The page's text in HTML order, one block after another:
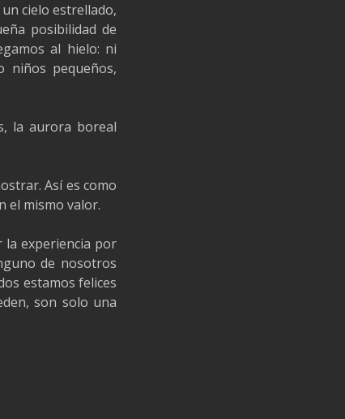
cielo estrellado,
posibilidad de
al hielo: ni
niños pequeños,
la aurora boreal
Así es como
el mismo valor.
la experiencia por
de nosotros
estamos felices
son solo una